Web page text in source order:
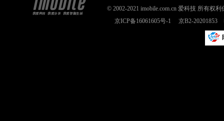
© 2002-2021 imobile.com.cn 爱科技 所有权
京ICP备16061605号-1
京B2-20201853